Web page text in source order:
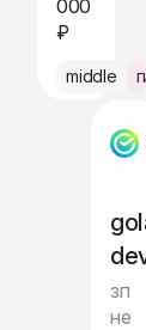
000
₽
middle
зп
не